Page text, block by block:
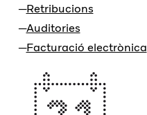
Retribucions
Auditories
Facturació electrònica